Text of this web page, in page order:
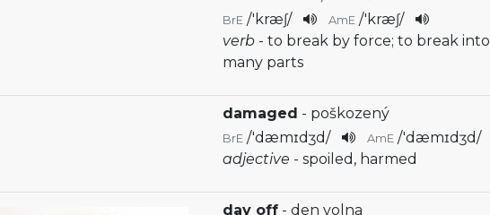
BrE /'kræʃ/ AmE /'kræʃ/
verb - to break by force; to break into
many parts
damaged - poškozený
BrE /'dæmɪdʒd/ AmE /'dæmɪdʒd/
adjective - spoiled, harmed
day off - den volna